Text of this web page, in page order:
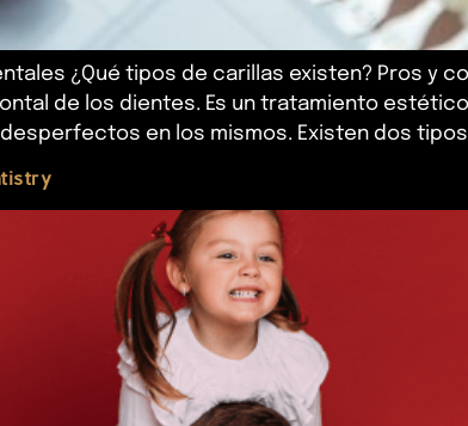
¿Qué tipos de carillas existen? Pros y
de los dientes. Es un tratamiento
en los mismos. Existen dos